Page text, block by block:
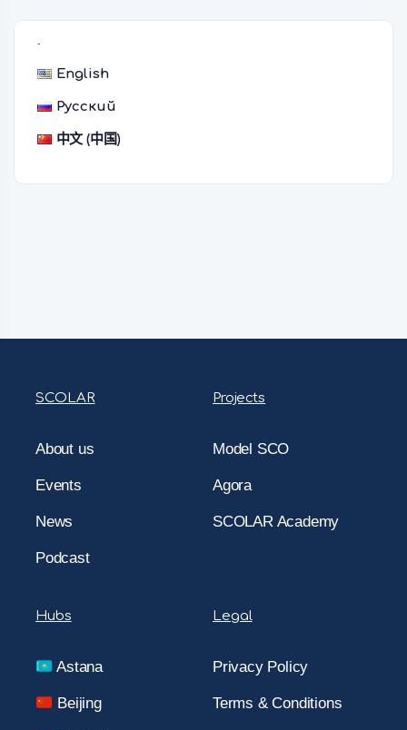
English
Русский
中文 (中国)
SCOLAR
About us
Events
News
Podcast
Projects
Model SCO
Agora
SCOLAR Academy
Hubs
Astana
Beijing
Legal
Privacy Policy
Terms & Conditions